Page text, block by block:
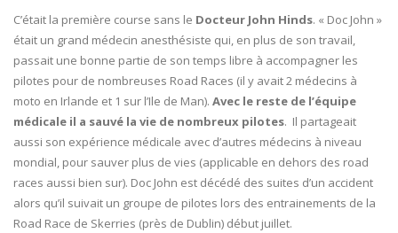
C’était la première course sans le Docteur John Hinds. « Doc John »
était un grand médecin anesthésiste qui, en plus de son travail,
passait une bonne partie de son temps libre à accompagner les
pilotes pour de nombreuses Road Races (il y avait 2 médecins à
moto en Irlande et 1 sur l’Ile de Man). Avec le reste de l’équipe
médicale il a sauvé la vie de nombreux pilotes. Il partageait
aussi son expérience médicale avec d’autres médecins à niveau
mondial, pour sauver plus de vies (applicable en dehors des road
races aussi bien sur). Doc John est décédé des suites d’un accident
alors qu’il suivait un groupe de pilotes lors des entrainements de la
Road Race de Skerries (près de Dublin) début juillet.